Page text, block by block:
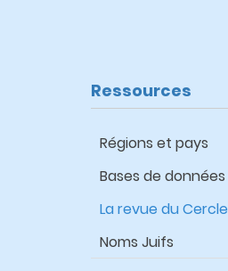
Ressources
Régions et pays
Bases de données
La revue du Cercle
Noms Juifs